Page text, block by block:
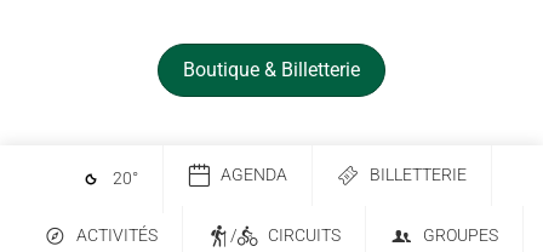
Boutique & Billetterie
20° AGENDA BILLETTERIE
ACTIVITÉS / CIRCUITS GROUPES